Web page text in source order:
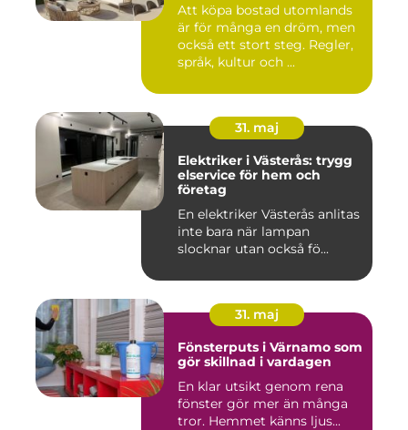
Att köpa bostad utomlands
är för många en dröm, men
också ett stort steg. Regler,
språk, kultur och ...
31. maj
Elektriker i Västerås: trygg
elservice för hem och
företag
En elektriker Västerås anlitas
inte bara när lampan
slocknar utan också fö...
31. maj
Fönsterputs i Värnamo som
gör skillnad i vardagen
En klar utsikt genom rena
fönster gör mer än många
tror. Hemmet känns ljus...